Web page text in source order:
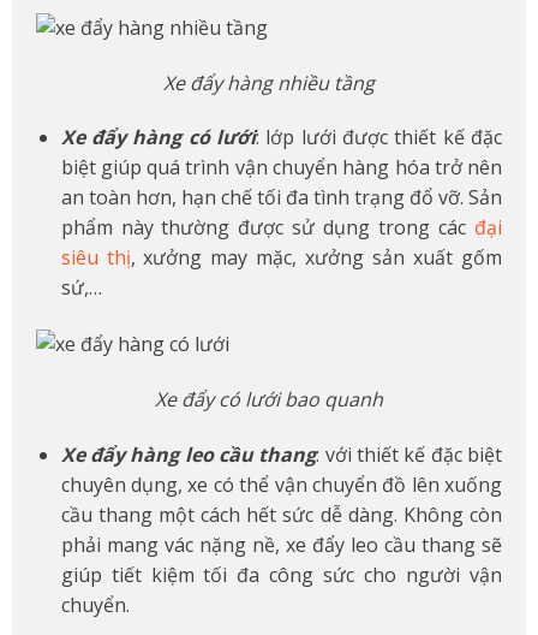
Xe đẩy hàng nhiều tầng
Xe đẩy hàng có lưới: lớp lưới được thiết kế đặc
biệt giúp quá trình vận chuyển hàng hóa trở nên
an toàn hơn, hạn chế tối đa tình trạng đổ vỡ. Sản
phẩm này thường được sử dụng trong các đại
siêu thị, xưởng may mặc, xưởng sản xuất gốm
sứ,…
Xe đẩy có lưới bao quanh
Xe đẩy hàng leo cầu thang: với thiết kế đặc biệt
chuyên dụng, xe có thể vận chuyển đồ lên xuống
cầu thang một cách hết sức dễ dàng. Không còn
phải mang vác nặng nề, xe đẩy leo cầu thang sẽ
giúp tiết kiệm tối đa công sức cho người vận
chuyển.